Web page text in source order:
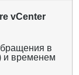
vCenter
в
и временем